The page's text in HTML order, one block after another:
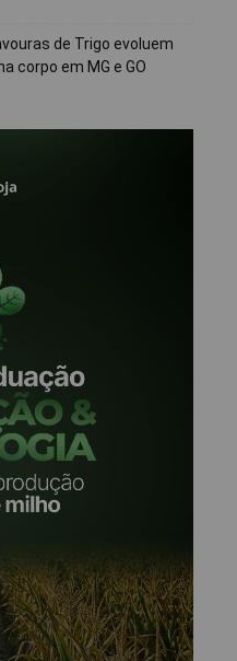
de Trigo evoluem
corpo em MG e GO